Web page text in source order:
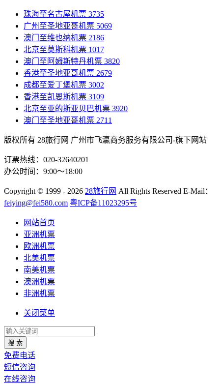
珠海至名古屋机票 3735
广州至圣地亚哥机票 5069
澳门至维也纳机票 2186
北京至莫斯科机票 1017
澳门至阿姆斯特丹机票 3820
香港至圣地亚哥机票 2679
成都至爱丁堡机票 3002
香港至凯恩斯机票 3109
北京至亚的斯亚贝巴机票 3920
澳门至圣地亚哥机票 2711
版权所有 28旅行网 广州市飞瀛商务服务有限公司-旗下网站
订票热线：020-32640201
办公时间：9:00～18:00
Copyright © 1999 - 2026 28旅行网 All Rights Reserved E-Mail：
feiying@fei580.com 粤ICP备11023295号
网站首页
亚洲机票
欧洲机票
北美机票
南美机票
澳洲机票
非洲机票
关闭菜单
搜 索
免费电话
短信咨询
在线咨询